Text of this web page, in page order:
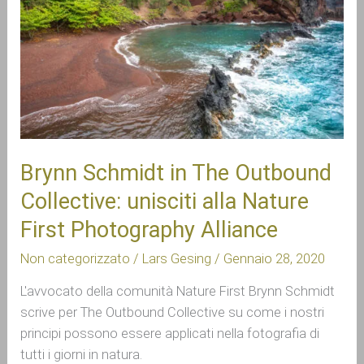
Brynn Schmidt in The Outbound
Collective: unisciti alla Nature
First Photography Alliance
Non categorizzato / Lars Gesing / Gennaio 28, 2020
L'avvocato della comunità Nature First Brynn Schmidt
scrive per The Outbound Collective su come i nostri
principi possono essere applicati nella fotografia di
tutti i giorni in natura.
Outbound
Collective:
unisciti
alla
Nature
First
Alliance